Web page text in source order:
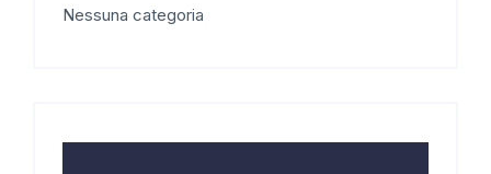
Nessuna categoria